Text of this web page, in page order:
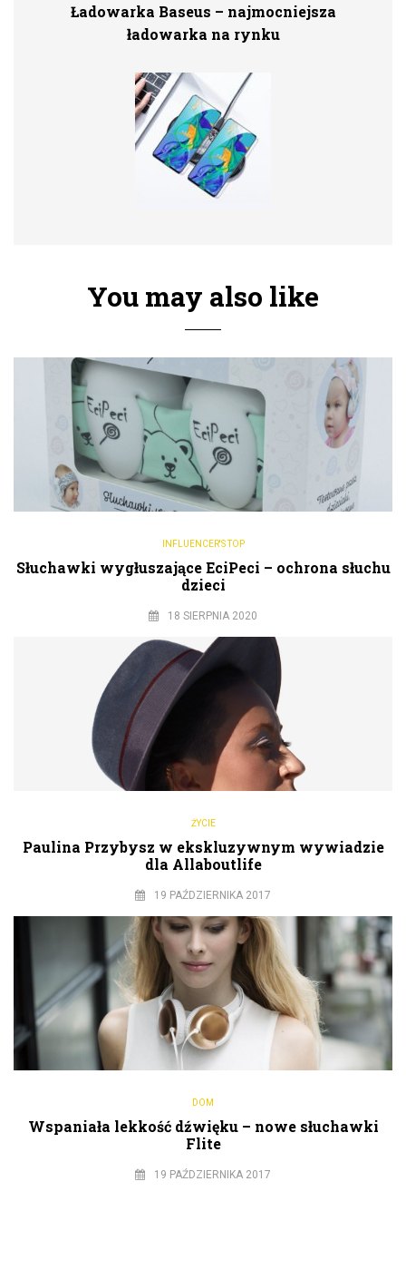
Ładowarka Baseus – najmocniejsza
ładowarka na rynku
You may also like
INFLUENCER'S TOP
Słuchawki wygłuszające EciPeci – ochrona słuchu
dzieci
18 SIERPNIA 2020
ŻYCIE
Paulina Przybysz w ekskluzywnym wywiadzie
dla Allaboutlife
19 PAŹDZIERNIKA 2017
DOM
Wspaniała lekkość dźwięku – nowe słuchawki
Flite
19 PAŹDZIERNIKA 2017